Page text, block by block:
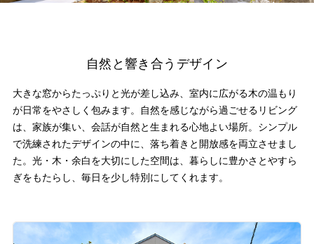
自然と響き合うデザイン
大きな窓からたっぷりと光が差し込み、室内に広がる木の温もり
が日常をやさしく包みます。自然を感じながら過ごせるリビング
は、家族が集い、会話が自然と生まれる心地よい場所。シンプル
で洗練されたデザインの中に、落ち着きと開放感を両立させまし
た。光・木・余白を大切にした空間は、暮らしに豊かさとやすら
ぎをもたらし、毎日を少し特別にしてくれます。